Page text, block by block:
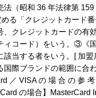
法（昭和 36 年法律第 159
る「クレジットカード
、クレジットカードの有
ィコード）をいう。③《国
該当する者をいう。[ 加盟
国際ブランドの範囲に合
／ VISA の 場 合 の 参
の場合】MasterCard